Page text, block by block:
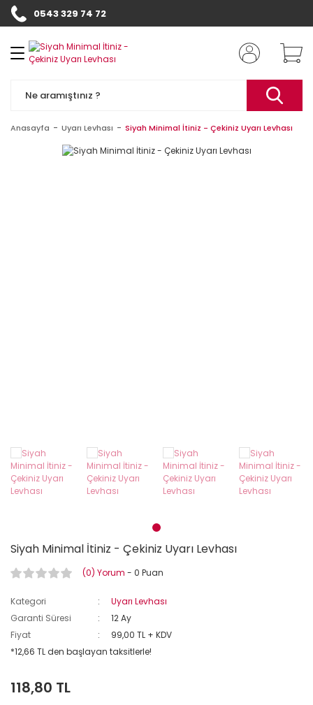
0543 329 74 72
Anasayfa Uyarı Levhası Siyah Minimal İtiniz - Çekiniz Uyarı Levhası
Siyah Minimal İtiniz - Çekiniz Uyarı Levhası
(0) Yorum - 0 Puan
Kategori
Uyarı Levhası
Garanti Süresi
12 Ay
Fiyat
99,00 TL + KDV
*12,66 TL den başlayan taksitlerle!
118,80 TL
Kapı Numaraları
Diğer Ürünler
Yazısı